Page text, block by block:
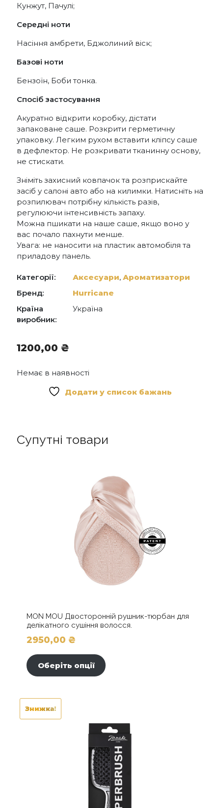
Кунжут, Пачулі;
Середні ноти
Насіння амбрети, Бджолиний віск;
Базові ноти
Бензоїн, Боби тонка.
Спосіб застосування
Акуратно відкрити коробку, дістати
запаковане саше. Розкрити герметичну
упаковку. Легким рухом вставити кліпсу саше
в дефлектор. Не розкривати тканинну основу,
не стискати.
Зніміть захисний ковпачок та розприскайте
засіб у салоні авто або на килимки. Натисніть на
розпилювач потрібну кількість разів,
регулюючи інтенсивність запаху.
Можна пшикати на наше саше, якщо воно у
вас почало пахнути менше.
Увага: не наносити на пластик автомобіля та
приладову панель.
Категорії: Аксесуари, Ароматизатори
Бренд:
Hurricane
Країна
виробник:
Україна
1200,00 ₴
Немає в наявності
Додати у список бажань
Супутні товари
MON MOU Двосторонній рушник-тюрбан для
делікатного сушіння волосся.
2950,00 ₴
Оберіть опції
вибрати
на
сторінці
товару
Знижка!